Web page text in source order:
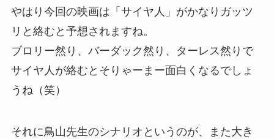
やはり今回の映画は「サイヤ人」がかなりガッツ
リと絡むと予想されますね。
ブロリー然り、バーダック然り、ターレス然りで
サイヤ人が絡むとそりゃーまー面白くなるでしょ
うね（笑）
それに鳥山先生のシナリオというのが、また大き